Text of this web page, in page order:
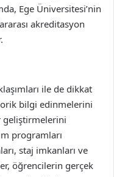
Ege Üniversitesi’nin
akreditasyon
ile de dikkat
bilgi edinmelerini
geliştirmelerini
programları
staj imkanları ve
öğrencilerin gerçek